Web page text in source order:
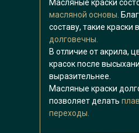
Масляные краски
масляной основы.
составу, такие краски
долговечны.
В отличие от акрила,
красок после
выразительнее.
Масляные краски
позволяет делать
переходы.